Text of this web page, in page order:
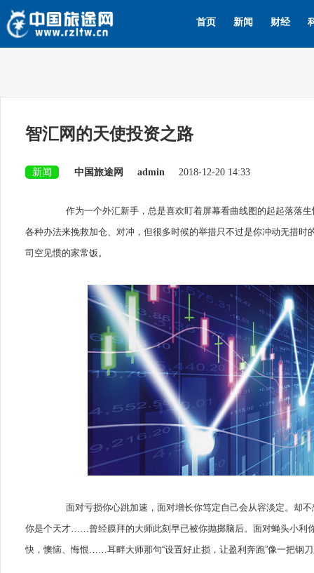
首页 新闻 财经
智汇网的天使投资之路
新闻 中国旅途网 admin 2018-12-20 14:33
作为一个外汇新手，总是喜欢盯着屏幕看曲线图的起起落落生
各种办法来挽救加仓、对冲，但很多时候的举措只不过是你冲动无措
司空见惯的家常饭。
面对亏损你心跳加速，面对增长你笃定自己会从容淡定。却不
你是个天才……曾经膜拜的大师此刻早已被你抛掷脑后。面对蝇头小利
快，懊恼、悔恨……耳畔大师那句“设置好止损，让盈利奔跑”像一把钢